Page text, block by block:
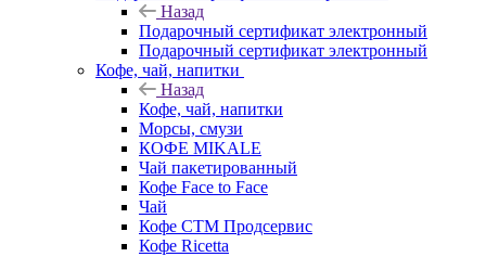
Назад
Подарочный сертификат электронный
Подарочный сертификат электронный
Кофе, чай, напитки
Назад
Кофе, чай, напитки
Морсы, смузи
КОФЕ MIKALE
Чай пакетированный
Кофе Face to Face
Чай
Кофе СТМ Продсервис
Кофе Ricetta